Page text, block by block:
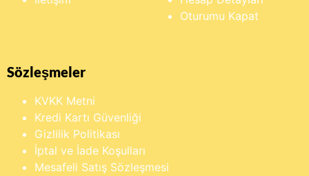
Oturumu Kapat
Sözleşmeler
KVKK Metni
Kredi Kartı Güvenliği
Gizlilik Politikası
İptal ve İade Koşulları
Mesafeli Satış Sözleşmesi